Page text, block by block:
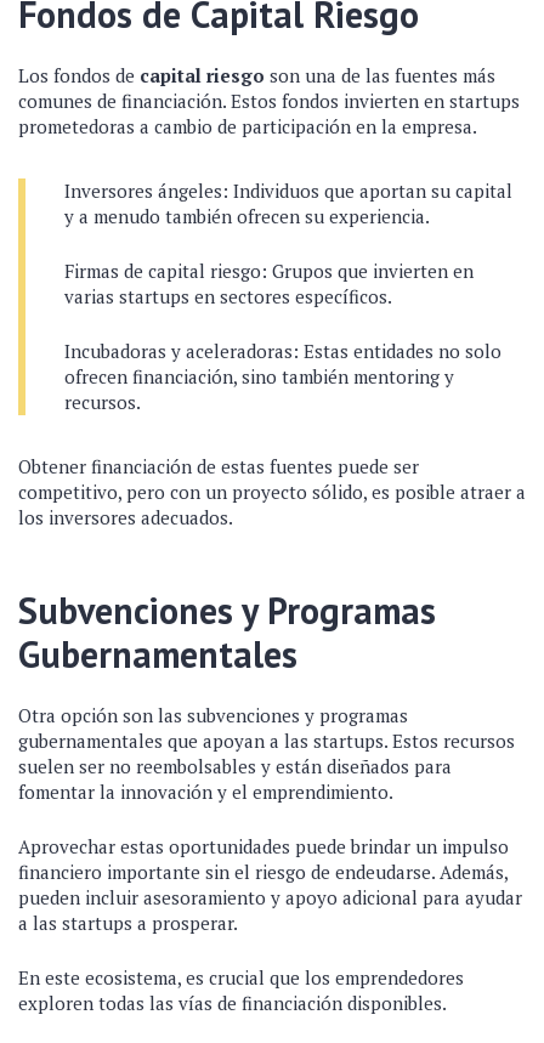
Fondos de Capital Riesgo
Los fondos de capital riesgo son una de las fuentes más
comunes de financiación. Estos fondos invierten en startups
prometedoras a cambio de participación en la empresa.
Inversores ángeles: Individuos que aportan su capital
y a menudo también ofrecen su experiencia.
Firmas de capital riesgo: Grupos que invierten en
varias startups en sectores específicos.
Incubadoras y aceleradoras: Estas entidades no solo
ofrecen financiación, sino también mentoring y
recursos.
Obtener financiación de estas fuentes puede ser
competitivo, pero con un proyecto sólido, es posible atraer a
los inversores adecuados.
Subvenciones y Programas
Gubernamentales
Otra opción son las subvenciones y programas
gubernamentales que apoyan a las startups. Estos recursos
suelen ser no reembolsables y están diseñados para
fomentar la innovación y el emprendimiento.
Aprovechar estas oportunidades puede brindar un impulso
financiero importante sin el riesgo de endeudarse. Además,
pueden incluir asesoramiento y apoyo adicional para ayudar
a las startups a prosperar.
En este ecosistema, es crucial que los emprendedores
exploren todas las vías de financiación disponibles.